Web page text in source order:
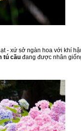
- xứ sở ngàn hoa với khí
tú cầu đang được nhân